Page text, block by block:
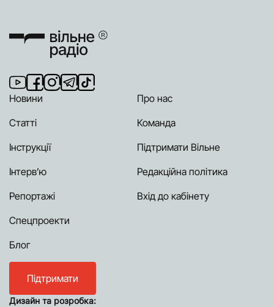
Новини
Статті
Інструкції
Інтерв’ю
Репортажі
Спецпроекти
Блог
Про нас
Команда
Підтримати Вільне
Редакційна політика
Вхід до кабінету
Підтримати
Дизайн та розробка: